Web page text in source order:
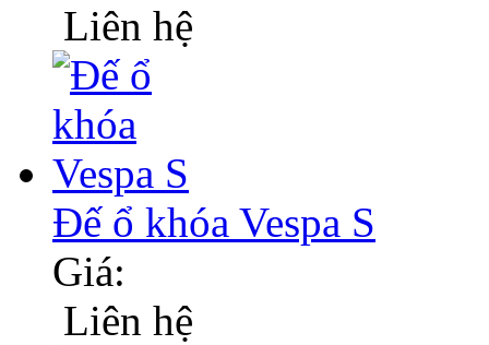
Liên hệ
Đế ổ khóa Vespa S
Giá:
Liên hệ